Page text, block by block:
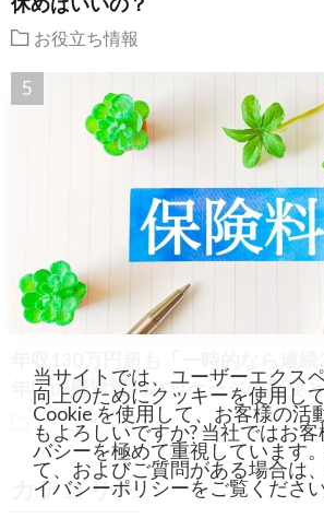
お役立ち情報
年収の壁対策のパッケージの概要
お役立ち情報
カテゴリー
当サイトでは、ユーザーエクス
向上のためにクッキーを使用して
Cookie を使用して、お客様の活
もよろしいですか? 当社ではお
バシーを極めて重視しています
て、およびご質問がある場合は
イバシーポリシーをご覧ください